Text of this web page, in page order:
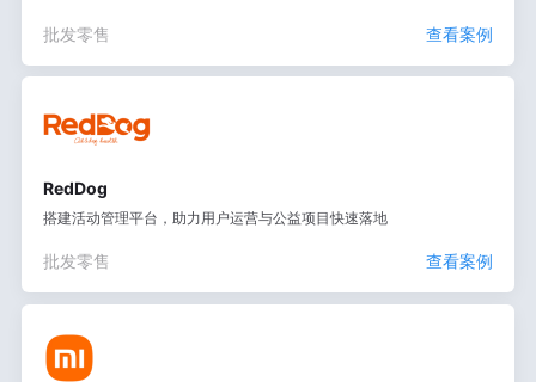
批发零售 查看案例
RedDog
搭建活动管理平台，助力用户运营与公益项目快速落地
批发零售 查看案例